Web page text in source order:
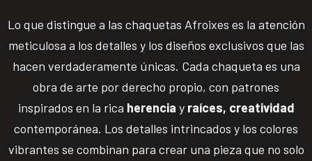
Lo que distingue a las chaquetas Afroixes es la atención
meticulosa a los detalles y los diseños exclusivos que las
hacen verdaderamente únicas. Cada chaqueta es una
obra de arte por derecho propio, con patrones
inspirados en la rica herencia y raíces, creatividad
contemporánea. Los detalles intrincados y los colores
vibrantes se combinan para crear una pieza que no solo